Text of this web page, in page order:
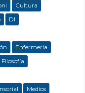
Cultura
DI
Enfermeria
Filosofía
Medios